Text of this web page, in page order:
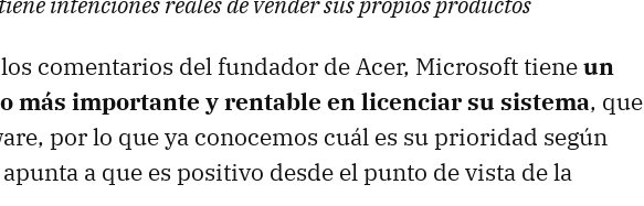
comentarios del fundador de Acer, Microsoft tieneun
más importante y rentable en licenciar su sistema, que
por lo que ya conocemos cuál es su prioridad según
a que es positivo desde el punto de vista de la